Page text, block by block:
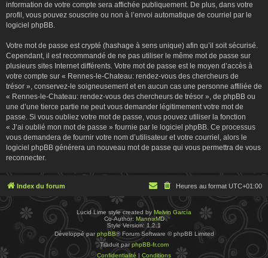
information de votre compte sera affichée publiquement. De plus, dans votre
profil, vous pouvez souscrire ou non à l’envoi automatique de courriel par le
logiciel phpBB.
Votre mot de passe est crypté (hashage à sens unique) afin qu’il soit sécurisé.
Cependant, il est recommandé de ne pas utiliser le même mot de passe sur
plusieurs sites Internet différents. Votre mot de passe est le moyen d’accès à
votre compte sur « Rennes-le-Chateau: rendez-vous des chercheurs de
trésor », conservez-le soigneusement et en aucun cas une personne affiliée de
« Rennes-le-Chateau: rendez-vous des chercheurs de trésor », de phpBB ou
une d’une tierce partie ne peut vous demander légitimement votre mot de
passe. Si vous oubliez votre mot de passe, vous pouvez utiliser la fonction
« J’ai oublié mon mot de passe » fournie par le logiciel phpBB. Ce processus
vous demandera de fournir votre nom d’utilisateur et votre courriel, alors le
logiciel phpBB générera un nouveau mot de passe qui vous permettra de vous
reconnecter.
Index du forum Heures au format UTC+01:00
Lucid Lime style created by Melvin García
Co-Author: MannixMD
Style Version: 1.2.1
Développé par phpBB® Forum Software © phpBB Limited
Traduit parphpBB-fr.com
Confidentialité | Conditions